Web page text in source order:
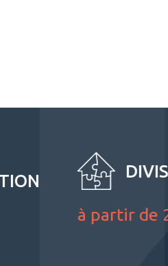
DIVISIBILITÉ
à partir de 250 m²